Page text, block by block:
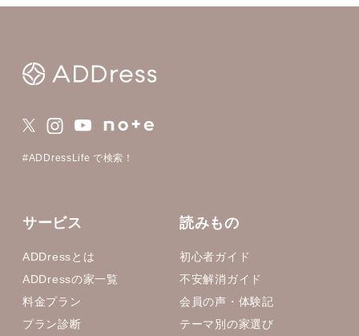
#ADDressLife で検索！
サービス
ADDressとは
ADDressの家一覧
料金プラン
プラン診断
読みもの
初心者ガイド
不安解消ガイド
会員の声・体験記
テーマ別の家選び